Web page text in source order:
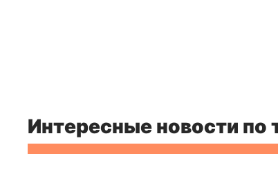
Интересные новости по